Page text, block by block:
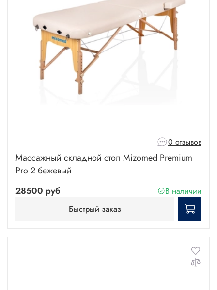
0 отзывов
Массажный складной стол Mizomed Premium
Pro 2 бежевый
28500 руб
В наличии
Быстрый заказ